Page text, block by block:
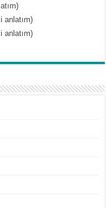
anlatım)
anlatım)